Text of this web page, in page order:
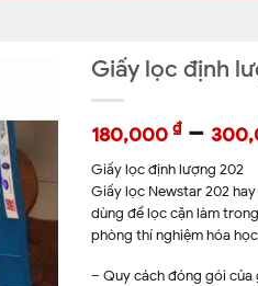
Giấy lọc định
180,000 ₫–
Giấy lọc định lượng 202
Giấy lọc Newstar 202
dùng để lọc cặn làm
phòng thí nghiệm hóa
– Quy cách đóng gói